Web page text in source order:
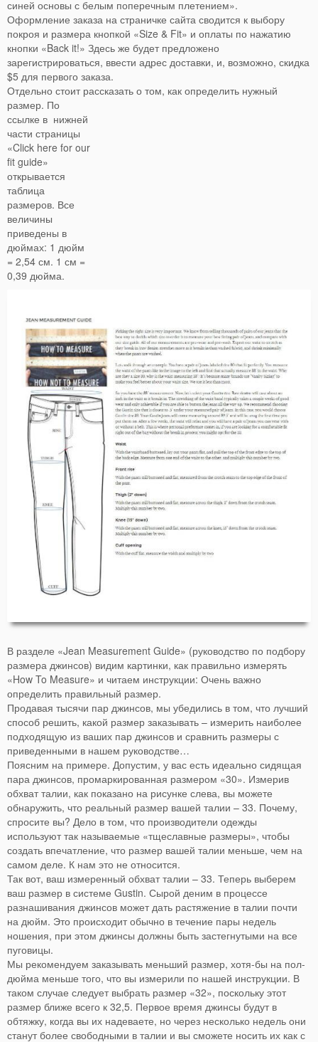
синей основы с белым поперечным плетением».
Оформление заказа на страничке сайта сводится к выбору
покроя и размера кнопкой «Size & Fit» и оплаты по нажатию
кнопки «Back it!» Здесь же будет предложено
зарегистрироваться, ввести адрес доставки, и, возможно, скидка
$5 для первого заказа.
Отдельно стоит рассказать о том, как определить нужный
размер. По
ссылке в нижней
части страницы
«Click here for our
fit guide»
открывается
таблица
размеров. Все
величины
приведены в
дюймах: 1 дюйм
= 2,54 см. 1 см =
0,39 дюйма.
В разделе «Jean Measurement Guide» (руководство по подбору
размера джинсов) видим картинки, как правильно измерять
«How To Measure» и читаем инструкции: Очень важно
определить правильный размер.
Продавая тысячи пар джинсов, мы убедились в том, что лучший
способ решить, какой размер заказывать – измерить наиболее
подходящую из ваших пар джинсов и сравнить размеры с
приведенными в нашем руководстве…
Поясним на примере. Допустим, у вас есть идеально сидящая
пара джинсов, промаркированная размером «30». Измерив
обхват талии, как показано на рисунке слева, вы можете
обнаружить, что реальный размер вашей талии – 33. Почему,
спросите вы? Дело в том, что производители одежды
используют так называемые «тщеславные размеры», чтобы
создать впечатление, что размер вашей талии меньше, чем на
самом деле. К нам это не относится.
Так вот, ваш измеренный обхват талии – 33. Теперь выберем
ваш размер в системе Gustin. Сырой деним в процессе
разнашивания джинсов может дать растяжение в талии почти
на дюйм. Это происходит обычно в течение пары недель
ношения, при этом джинсы должны быть застегнутыми на все
пуговицы.
Мы рекомендуем заказывать меньший размер, хотя-бы на пол-
дюйма меньше того, что вы измерили по нашей инструкции. В
таком случае следует выбрать размер «32», поскольку этот
размер ближе всего к 32,5. Первое время джинсы будут в
обтяжку, когда вы их надеваете, но через несколько недель они
станут более свободными в талии и вы сможете носить их как с